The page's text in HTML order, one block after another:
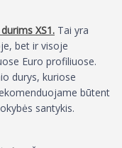
XS1. Tai yra
bet ir visoje
Euro profiliuose.
durys, kuriose
būtent
santykis.